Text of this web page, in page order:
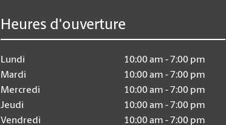
Heures d'ouverture
Lundi
10:00 am - 7:00 pm
Mardi
10:00 am - 7:00 pm
Mercredi
10:00 am - 7:00 pm
Jeudi
10:00 am - 7:00 pm
Vendredi
10:00 am - 7:00 pm